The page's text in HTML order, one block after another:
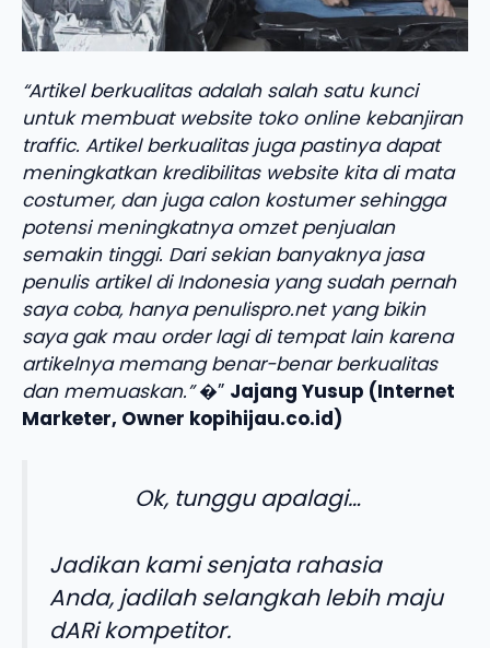
“Artikel berkualitas adalah salah satu kunci
untuk membuat website toko online kebanjiran
traffic. Artikel berkualitas juga pastinya dapat
meningkatkan kredibilitas website kita di mata
costumer, dan juga calon kostumer sehingga
potensi meningkatnya omzet penjualan
semakin tinggi. Dari sekian banyaknya jasa
penulis artikel di Indonesia yang sudah pernah
saya coba, hanya penulispro.net yang bikin
saya gak mau order lagi di tempat lain karena
artikelnya memang benar-benar berkualitas
dan memuaskan.”�” Jajang Yusup (Internet
Marketer, Owner kopihijau.co.id)
Ok, tunggu apalagi…
Jadikan kami senjata rahasia
Anda, jadilah selangkah lebih maju
dARi kompetitor.